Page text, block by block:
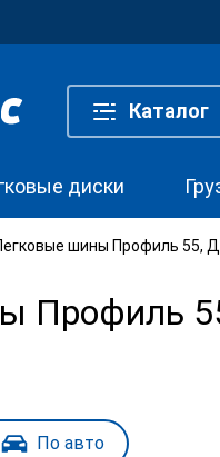
Каталог
диски
шины Профиль 55,
Профиль
По авто